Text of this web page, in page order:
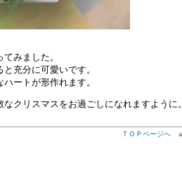
みました。
充分に可愛いです。
ートが形作れます。
クリスマスをお過ごしになれますように。
ＴＯＰページへ ▲